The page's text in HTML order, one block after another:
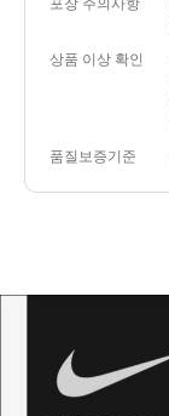
포장 주의사항
상품 이상 확인
품질보증기준